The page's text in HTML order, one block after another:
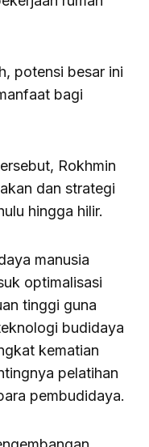
potensi besar ini
bagi
Rokhmin
dan strategi
hingga hilir.
manusia
optimalisasi
tinggi guna
budidaya
kematian
pelatihan
pembudidaya.